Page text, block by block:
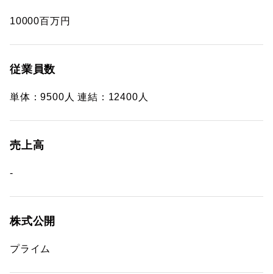
10000百万円
従業員数
単体：9500人 連結：12400人
売上高
-
株式公開
プライム